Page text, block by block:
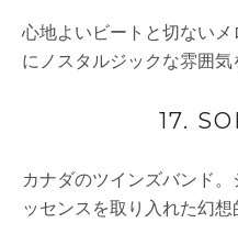
心地よいビートと切ない
にノスタルジックな雰囲気
17.
カナダのツインズバンド
ッセンスを取り入れた幻想